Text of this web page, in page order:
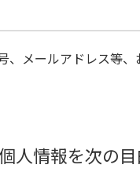
メールアドレス等
人情報を次の